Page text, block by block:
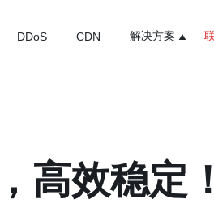
DDoS CDN 解决方案
高效稳定！